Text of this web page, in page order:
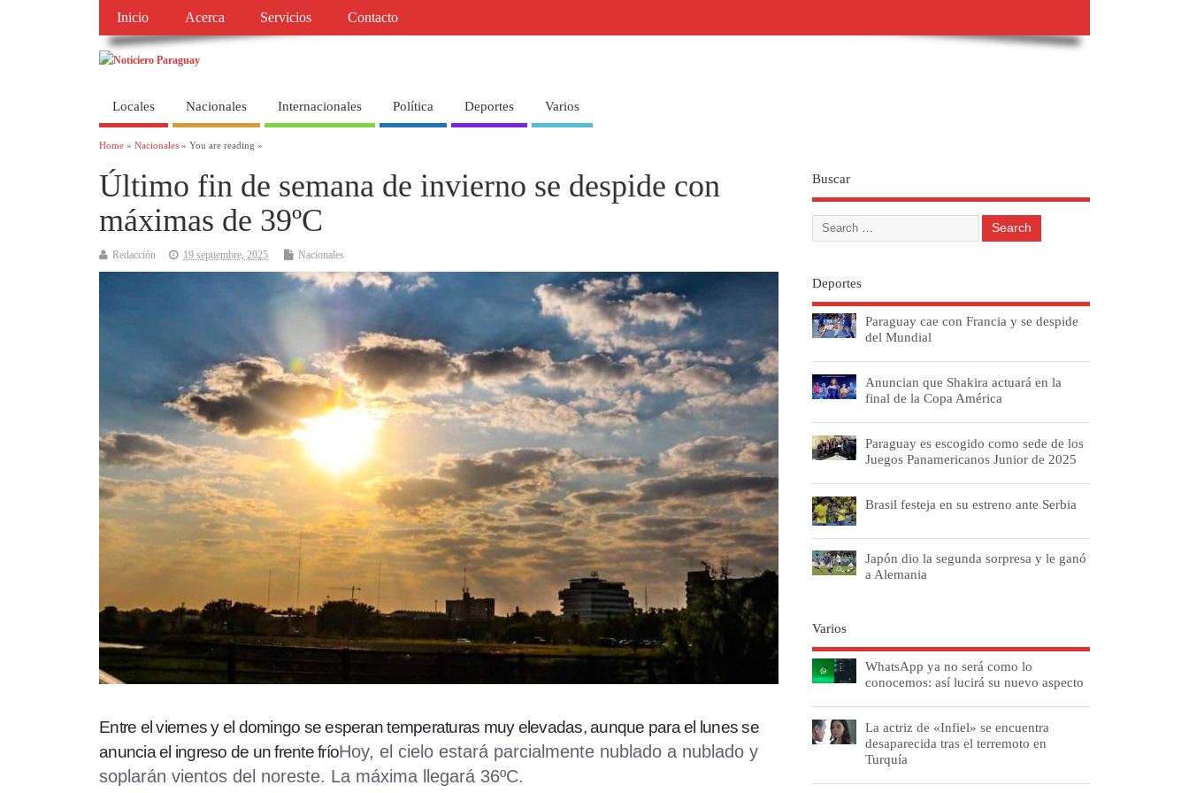
Inicio Acerca Servicios Contacto
Locales Nacionales Internacionales Política Deportes Varios
Home » Nacionales » You are reading »
Último fin de semana de invierno se despide con
máximas de 39ºC
Redacción 19 septiembre, 2025 Nacionales
Entre el viernes y el domingo se esperan temperaturas muy elevadas, aunque para el lunes se
anuncia el ingreso de un frente fríoHoy, el cielo estará parcialmente nublado a nublado y
soplarán vientos del noreste. La máxima llegará 36ºC.
Buscar
Deportes
Paraguay cae con Francia y se despide
del Mundial
Anuncian que Shakira actuará en la
final de la Copa América
Paraguay es escogido como sede de los
Juegos Panamericanos Junior de 2025
Brasil festeja en su estreno ante Serbia
Japón dio la segunda sorpresa y le ganó
a Alemania
Varios
WhatsApp ya no será como lo
conocemos: así lucirá su nuevo aspecto
La actriz de «Infiel» se encuentra
desaparecida tras el terremoto en
Turquía